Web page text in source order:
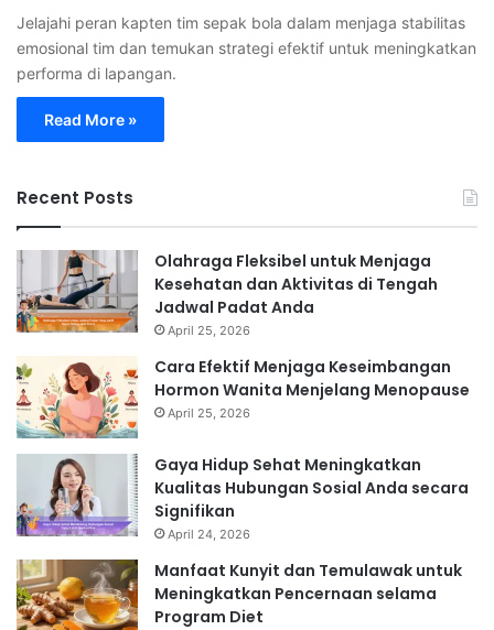
Jelajahi peran kapten tim sepak bola dalam menjaga stabilitas
emosional tim dan temukan strategi efektif untuk meningkatkan
performa di lapangan.
Read More »
Recent Posts
Olahraga Fleksibel untuk Menjaga
Kesehatan dan Aktivitas di Tengah
Jadwal Padat Anda
April 25, 2026
Cara Efektif Menjaga Keseimbangan
Hormon Wanita Menjelang Menopause
April 25, 2026
Gaya Hidup Sehat Meningkatkan
Kualitas Hubungan Sosial Anda secara
Signifikan
April 24, 2026
Manfaat Kunyit dan Temulawak untuk
Meningkatkan Pencernaan selama
Program Diet